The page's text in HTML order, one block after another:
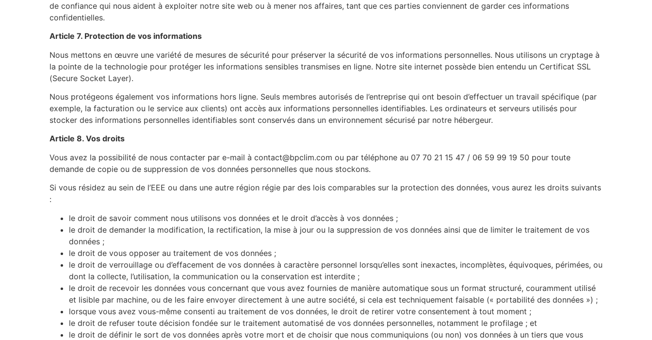
de confiance qui nous aident à exploiter notre site web ou à mener nos affaires, tant que ces parties conviennent de garder ces informations
confidentielles.​
Article 7. Protection de vos informations
Nous mettons en œuvre une variété de mesures de sécurité pour préserver la sécurité de vos informations personnelles. Nous utilisons un cryptage à
la pointe de la technologie pour protéger les informations sensibles transmises en ligne. Notre site internet possède bien entendu un Certificat SSL
(Secure Socket Layer).
Nous protégeons également vos informations hors ligne. Seuls membres autorisés de l’entreprise qui ont besoin d’effectuer un travail spécifique (par
exemple, la facturation ou le service aux clients) ont accès aux informations personnelles identifiables. Les ordinateurs et serveurs utilisés pour
stocker des informations personnelles identifiables sont conservés dans un environnement sécurisé par notre hébergeur.​
Article 8. Vos droits
Vous avez la possibilité de nous contacter par e-mail à contact@bpclim.com ou par téléphone au 07 70 21 15 47 / 06 59 99 19 50 pour toute
demande de copie ou de suppression de vos données personnelles que nous stockons.​
Si vous résidez au sein de l’EEE ou dans une autre région régie par des lois comparables sur la protection des données, vous aurez les droits suivants
:
le droit de savoir comment nous utilisons vos données et le droit d’accès à vos données ;
le droit de demander la modification, la rectification, la mise à jour ou la suppression de vos données ainsi que de limiter le traitement de vos
données ;
le droit de vous opposer au traitement de vos données ;
le droit de verrouillage ou d’effacement de vos données à caractère personnel lorsqu’elles sont inexactes, incomplètes, équivoques, périmées, ou
dont la collecte, l’utilisation, la communication ou la conservation est interdite ;
le droit de recevoir les données vous concernant que vous avez fournies de manière automatique sous un format structuré, couramment utilisé
et lisible par machine, ou de les faire envoyer directement à une autre société, si cela est techniquement faisable (« portabilité des données ») ;
lorsque vous avez vous-même consenti au traitement de vos données, le droit de retirer votre consentement à tout moment ;
le droit de refuser toute décision fondée sur le traitement automatisé de vos données personnelles, notamment le profilage ; et
le droit de définir le sort de vos données après votre mort et de choisir que nous communiquions (ou non) vos données à un tiers que vous